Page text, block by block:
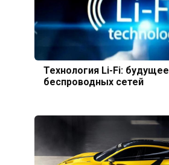
Технология Li-Fi: будущее
беспроводных сетей